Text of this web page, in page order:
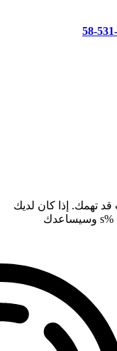
قد تهمك. إذا كان لديك
طلب محدد، راسلنا عبر واتساب على الرقم %s وسيساعدك